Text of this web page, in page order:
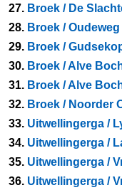
27. Broek / De
28. Broek /
29. Broek /
30. Broek / Alve
31. Broek / Alve
32. Broek / Noorder
33. Uitwellingerga /
34. Uitwellingerga /
35. Uitwellingerga /
36. Uitwellingerga /